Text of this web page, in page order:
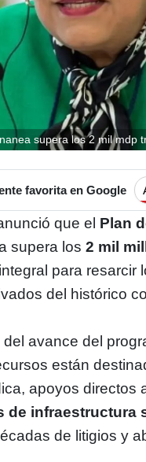
supera los 2 mil mdp
favorita en Google
que el Plan
supera los2 mil
para resarcir
del histórico
avance del
están
apoyos directos
de infraestructura
de litigios y